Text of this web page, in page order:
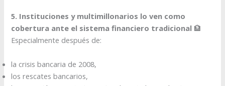
5. Instituciones y multimillonarios lo ven como
cobertura ante el sistema financiero tradicional 🏦
Especialmente después de:
la crisis bancaria de 2008,
los rescates bancarios,